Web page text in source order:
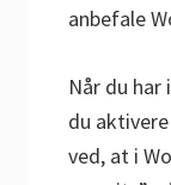
anbefale
Når du har
du
ved, at i